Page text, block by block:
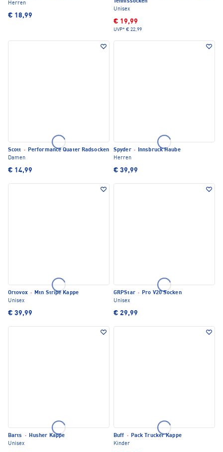
Herren
€ 18,99
Tennissocken
Unisex
€ 19,99
UVP* € 22,99
Scott · Performance Quater Radsocken
Damen
€ 14,99
Spyder · Innsbruck Haube
Herren
€ 39,99
Ortovox · Mtn Stripe Kappe
Unisex
€ 39,99
GRPStar · Pro V20 Socken
Unisex
€ 29,99
Barts · Husher Kappe
Unisex
Buff · Pack Trucker Kappe
Kinder